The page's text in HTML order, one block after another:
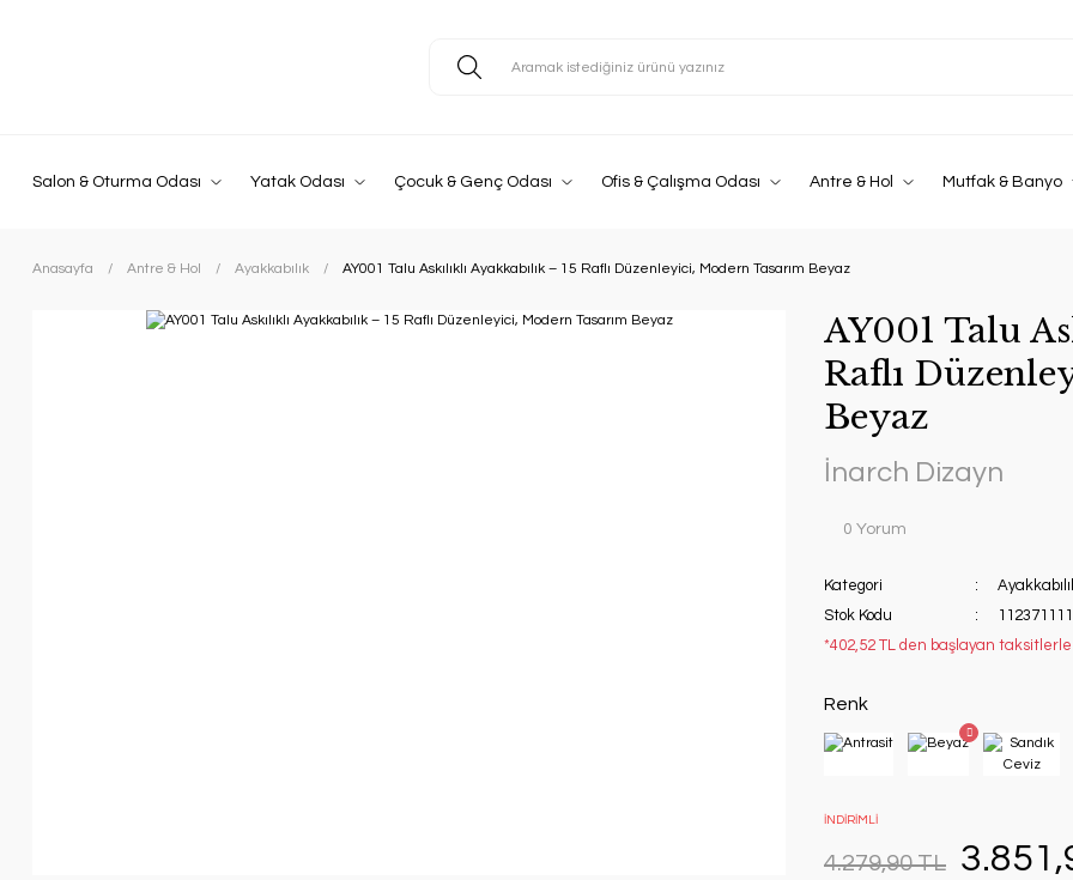
Salon & Oturma Odası Yatak Odası Çocuk & Genç Odası Ofis & Çalışma Odası Antre & Hol Mutfak & Banyo
Anasayfa Antre & Hol Ayakkabılık AY001 Talu Askılıklı Ayakkabılık – 15 Raflı Düzenleyici, Modern Tasarım Beyaz
AY001 Talu
Raflı
Beyaz
İnarch Dizayn
0 Yorum
Kategori
Stok Kodu
*402,52 TL den başlayan
Renk
İNDİRİMLİ
4.279,90 TL